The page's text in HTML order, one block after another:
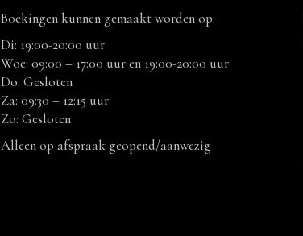
Boekingen kunnen gemaakt worden op:
Di: 19:00-20:00 uur
Woe: 09:00 – 17:00 uur en 19:00-20:00 uur
Do: Gesloten
Za: 09:30 – 12:15 uur
Zo: Gesloten
Alleen op afspraak geopend/aanwezig